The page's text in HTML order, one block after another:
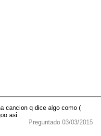
cancion q dice algo como (
asi
Preguntado 03/03/2015